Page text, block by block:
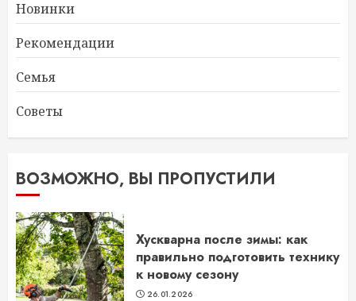
Новинки
Рекомендации
Семья
Советы
ВОЗМОЖНО, ВЫ ПРОПУСТИЛИ
Хускварна после зимы: как
правильно подготовить технику
к новому сезону
26.01.2026